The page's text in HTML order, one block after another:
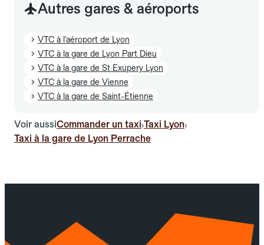
Autres gares & aéroports
VTC à l'aéroport de Lyon
VTC à la gare de Lyon Part Dieu
VTC à la gare de St Exupery Lyon
VTC à la gare de Vienne
VTC à la gare de Saint-Étienne
Voir aussiCommander un taxi›Taxi Lyon›
Taxi à la gare de Lyon Perrache